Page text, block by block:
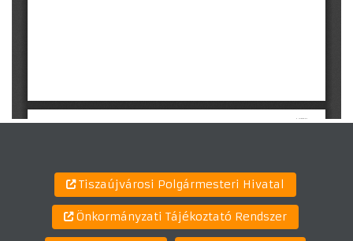
Tiszaújvárosi Polgármesteri Hivatal
Önkormányzati Tájékoztató Rendszer